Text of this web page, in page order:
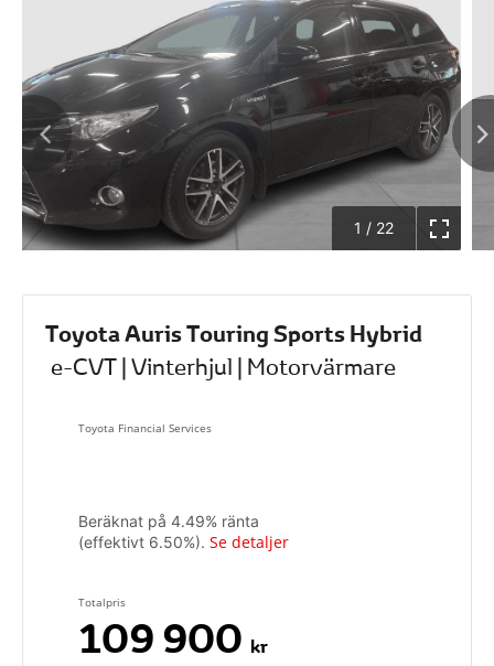
1 / 22
Toyota Auris Touring Sports Hybrid
e-CVT | Vinterhjul | Motorvärmare
Toyota Financial Services
Beräknat på 4.49% ränta
(effektivt 6.50%). Se detaljer
Totalpris
109 900 kr